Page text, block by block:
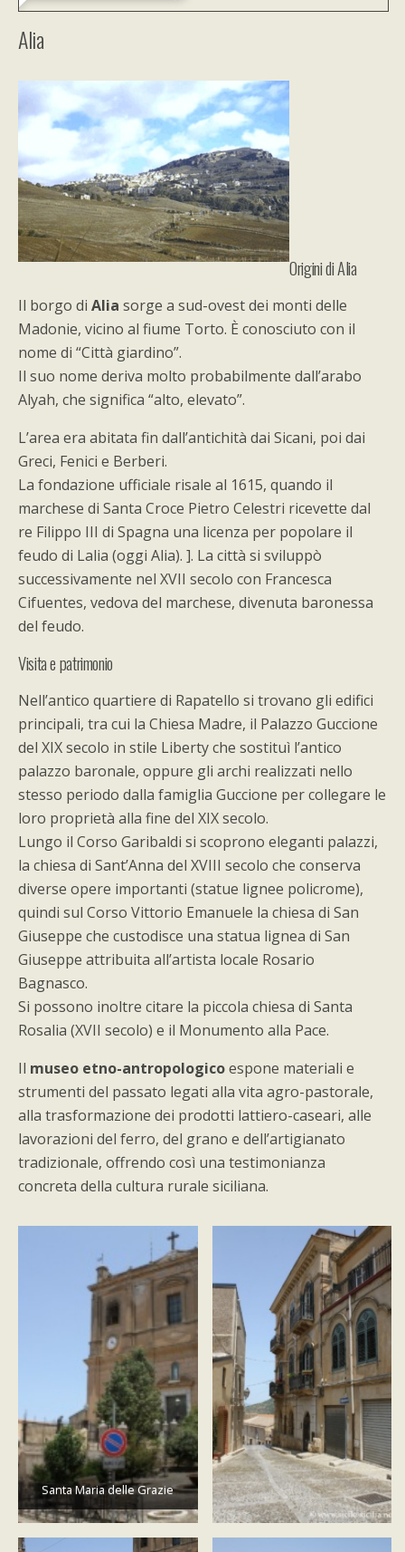
Alia
Origini di Alia
Il borgo di Alia sorge a sud-ovest dei monti delle
Madonie, vicino al fiume Torto. È conosciuto con il
nome di “Città giardino”.
Il suo nome deriva molto probabilmente dall’arabo
Alyah, che significa “alto, elevato”.
L’area era abitata fin dall’antichità dai Sicani, poi dai
Greci, Fenici e Berberi.
La fondazione ufficiale risale al 1615, quando il
marchese di Santa Croce Pietro Celestri ricevette dal
re Filippo III di Spagna una licenza per popolare il
feudo di Lalia (oggi Alia). ]. La città si sviluppò
successivamente nel XVII secolo con Francesca
Cifuentes, vedova del marchese, divenuta baronessa
del feudo.
Visita e patrimonio
Nell’antico quartiere di Rapatello si trovano gli edifici
principali, tra cui la Chiesa Madre, il Palazzo Guccione
del XIX secolo in stile Liberty che sostituì l’antico
palazzo baronale, oppure gli archi realizzati nello
stesso periodo dalla famiglia Guccione per collegare le
loro proprietà alla fine del XIX secolo.
Lungo il Corso Garibaldi si scoprono eleganti palazzi,
la chiesa di Sant’Anna del XVIII secolo che conserva
diverse opere importanti (statue lignee policrome),
quindi sul Corso Vittorio Emanuele la chiesa di San
Giuseppe che custodisce una statua lignea di San
Giuseppe attribuita all’artista locale Rosario
Bagnasco.
Si possono inoltre citare la piccola chiesa di Santa
Rosalia (XVII secolo) e il Monumento alla Pace.
Il museo etno-antropologicoespone materiali e
strumenti del passato legati alla vita agro-pastorale,
alla trasformazione dei prodotti lattiero-caseari, alle
lavorazioni del ferro, del grano e dell’artigianato
tradizionale, offrendo così una testimonianza
concreta della cultura rurale siciliana.
Santa Maria delle Grazie